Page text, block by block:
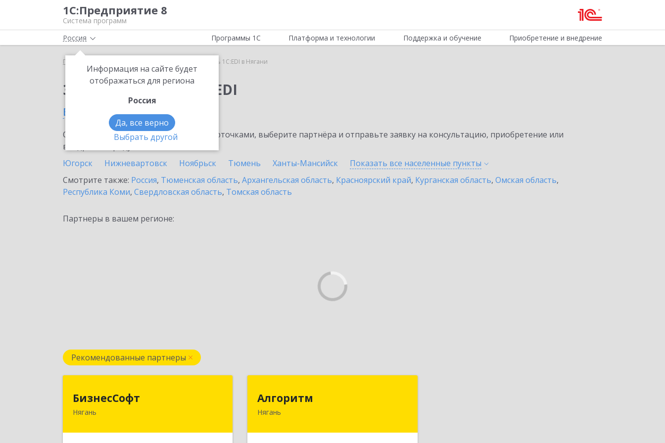
1С:Предприятие 8
Система программ
Россия
Информация на сайте будет
отображаться для региона
Россия
Да, все верно
Выбрать другой
Программы 1С Платформа и технологии Поддержка и обучение Приобретение и внедрение
Главная Модуль 1C:EDI в Нягани
Заказать Модуль 1C:EDI
в Нягани
Ознакомьтесь с информационными карточками, выберите партнёра и отправьте заявку на консультацию, приобретение или
внедрение продукта.
Югорск
Нижневартовск Ноябрьск Тюмень Ханты-Мансийск Показать все населенные пункты
Смотрите также: Россия, Тюменская область, Архангельская область, Красноярский край, Курганская область, Омская область,
Республика Коми, Свердловская область, Томская область
Партнеры в вашем регионе:
Рекомендованные партнеры
БизнесСофт
Нягань
Алгоритм
Нягань